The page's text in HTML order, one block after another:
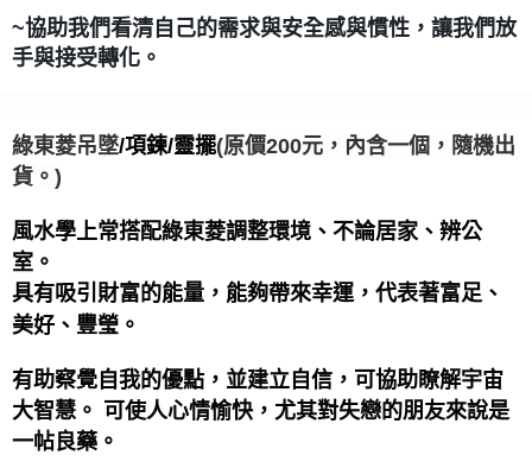
~協助我們看清自己的需求與安全感與慣性，讓我們放
手與接受轉化。
綠東菱吊墜/項鍊/靈擺(原價200元，內含一個，隨機出
貨。)
風水學上常搭配綠東菱調整環境、不論居家、辨公
室。
具有吸引財富的能量，能夠帶來幸運，代表著富足、
美好、豐瑩。
有助察覺自我的優點，並建立自信，可協助瞭解宇宙
大智慧。 可使人心情愉快，尤其對失戀的朋友來說是
一帖良藥。